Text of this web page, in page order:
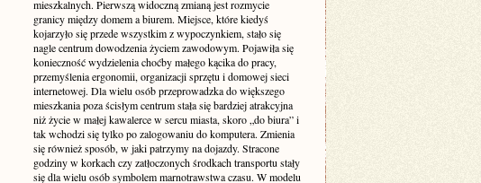
mieszkalnych. Pierwszą widoczną zmianą jest rozmycie
granicy między domem a biurem. Miejsce, które kiedyś
kojarzyło się przede wszystkim z wypoczynkiem, stało się
nagle centrum dowodzenia życiem zawodowym. Pojawiła się
konieczność wydzielenia choćby małego kącika do pracy,
przemyślenia ergonomii, organizacji sprzętu i domowej sieci
internetowej. Dla wielu osób przeprowadzka do większego
mieszkania poza ścisłym centrum stała się bardziej atrakcyjna
niż życie w małej kawalerce w sercu miasta, skoro „do biura” i
tak wchodzi się tylko po zalogowaniu do komputera. Zmienia
się również sposób, w jaki patrzymy na dojazdy. Stracone
godziny w korkach czy zatłoczonych środkach transportu stały
się dla wielu osób symbolem marnotrawstwa czasu. W modelu